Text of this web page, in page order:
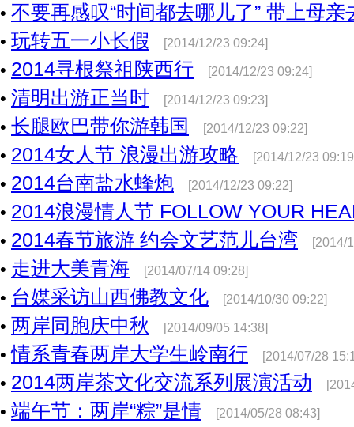
• 不要再感叹“时间都去哪儿了” 带上母亲
• 玩转五一小长假 [2014/12/23 09:24]
• 2014寻根祭祖陕西行 [2014/12/23 09:24]
• 清明出游正当时 [2014/12/23 09:23]
• 长腿欧巴带你游韩国 [2014/12/23 09:22]
• 2014女人节 浪漫出游攻略 [2014/12/23
• 2014台南盐水蜂炮 [2014/12/23 09:22]
• 2014浪漫情人节 FOLLOW YOUR
• 2014春节旅游 约会文艺范儿台湾 [2014/
• 走进大美青海 [2014/07/14 09:28]
• 台媒采访山西佛教文化 [2014/10/30 09:22]
• 两岸同胞庆中秋 [2014/09/05 14:38]
•情系青春两岸大学生岭南行 [2014/07/28
• 2014两岸茶文化交流系列展演活动
• 端午节：两岸“粽”是情 [2014/05/28 08:43]